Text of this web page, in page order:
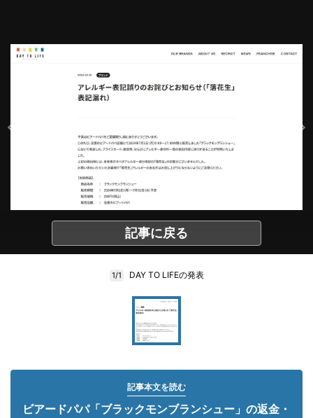
記事に戻る
1/1 DAY TO LIFEの発表
記事本文を読む
ビアードパパ「ブラックモンブランシュー」の返金・